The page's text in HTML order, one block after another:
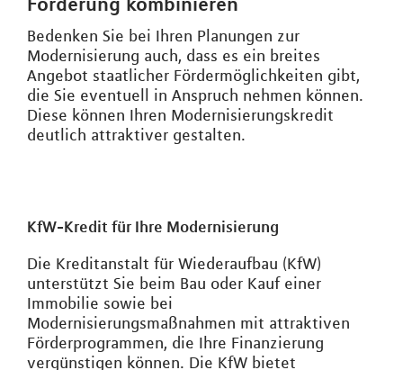
Bedenken Sie bei Ihren Planungen zur
Modernisierung auch, dass es ein breites
Angebot staatlicher Fördermöglichkeiten gibt,
die Sie eventuell in Anspruch nehmen können.
Diese können Ihren Modernisierungskredit
deutlich attraktiver gestalten.
KfW-Kredit für Ihre Modernisierung
Die Kreditanstalt für Wiederaufbau (KfW)
unterstützt Sie beim Bau oder Kauf einer
Immobilie sowie bei
Modernisierungsmaßnahmen mit attraktiven
Förderprogrammen, die Ihre Finanzierung
vergünstigen können. Die KfW bietet